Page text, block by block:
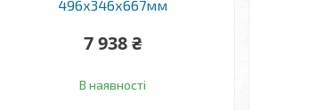
496х346х667мм
7 938 ₴
В наявності